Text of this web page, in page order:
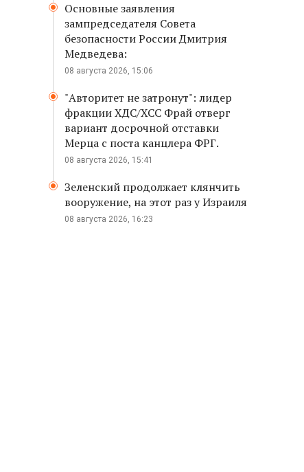
Основные заявления
зампредседателя Совета
безопасности России Дмитрия
Медведева:
08 августа 2026, 15:06
"Авторитет не затронут": лидер
фракции ХДС/ХСС Фрай отверг
вариант досрочной отставки
Мерца с поста канцлера ФРГ.
08 августа 2026, 15:41
Зеленский продолжает клянчить
вооружение, на этот раз у Израиля
08 августа 2026, 16:23